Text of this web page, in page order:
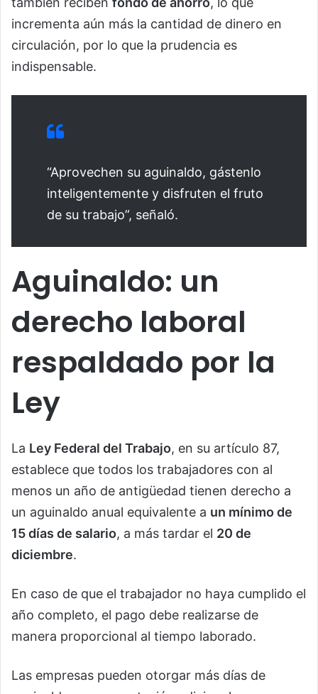
incrementa aún más la cantidad de dinero en
circulación, por lo que la prudencia es
indispensable.
“Aprovechen su aguinaldo, gástenlo
inteligentemente y disfruten el fruto
de su trabajo”, señaló.
Aguinaldo: un
derecho laboral
respaldado por la
Ley
La Ley Federal del Trabajo, en su artículo 87,
establece que todos los trabajadores con al
menos un año de antigüedad tienen derecho a
un aguinaldo anual equivalente a un mínimo de
15 días de salario, a más tardar el 20 de
diciembre.
En caso de que el trabajador no haya cumplido el
año completo, el pago debe realizarse de
manera proporcional al tiempo laborado.
Las empresas pueden otorgar más días de